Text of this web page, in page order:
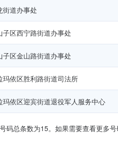
街道办事处
子区西宁路街道办事处
子区金山路街道办事处
玛依区胜利路街道司法所
玛依区迎宾街道退役军人服务中心
码总条数为15。如果需要查看更多